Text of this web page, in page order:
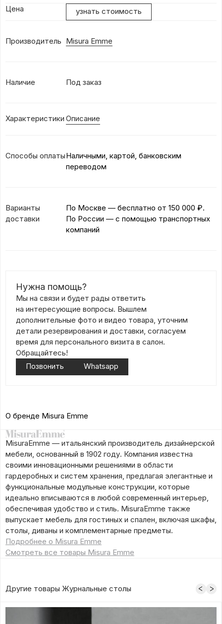
Цена узнать стоимость
Производитель Misura Emme
Наличие Под заказ
Характеристики Описание
Способы оплатыНаличными, картой, банковским
переводом
Варианты
доставки
По Москве — бесплатно от 150 000 ₽.
По России — с помощью транспортных
компаний
Нужна помощь?
Мы на связи и будет рады ответить
на интересующие вопросы. Вышлем
дополнительные фото и видео товара, уточним
детали резервирования и доставки, согласуем
время для персонального визита в салон.
Обращайтесь!
Позвонить
Whatsapp
О бренде Misura Emme
MisuraEmme — итальянский производитель дизайнерской
мебели, основанный в 1902 году. Компания известна
своими инновационными решениями в области
гардеробных и систем хранения, предлагая элегантные и
функциональные модульные конструкции, которые
идеально вписываются в любой современный интерьер,
обеспечивая удобство и стиль. MisuraEmme также
выпускает мебель для гостиных и спален, включая шкафы,
столы, диваны и комплементарные предметы.
Подробнее о Misura Emme
Смотреть все товары Misura Emme
Другие товары Журнальные столы